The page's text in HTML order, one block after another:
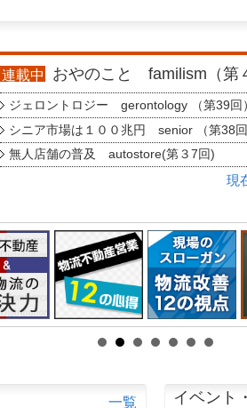
連載中 おやのこと familism（第
ジェロントロジー gerontology （第39回
シニア市場は１００兆円 senior （第38
無人店舗の普及 autostore(第３7回)
現
一覧 イベント